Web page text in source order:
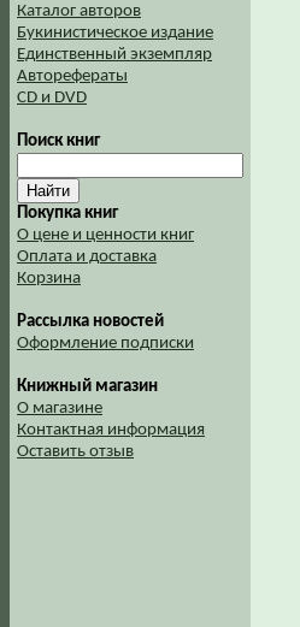
Каталог авторов
Букинистическое издание
Единственный экземпляр
Авторефераты
CD и DVD
Поиск книг
Покупка книг
О цене и ценности книг
Оплата и доставка
Корзина
Рассылка новостей
Оформление подписки
Книжный магазин
О магазине
Контактная информация
Оставить отзыв